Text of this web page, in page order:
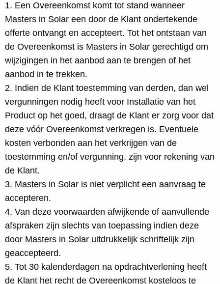
1. Een Overeenkomst komt tot stand wanneer
Masters in Solar een door de Klant ondertekende
offerte ontvangt en accepteert. Tot het ontstaan van
de Overeenkomst is Masters in Solar gerechtigd om
wijzigingen in het aanbod aan te brengen of het
aanbod in te trekken.
2. Indien de Klant toestemming van derden, dan wel
vergunningen nodig heeft voor Installatie van het
Product op het goed, draagt de Klant er zorg voor dat
deze vóór Overeenkomst verkregen is. Eventuele
kosten verbonden aan het verkrijgen van de
toestemming en/of vergunning, zijn voor rekening van
de Klant.
3. Masters in Solar is niet verplicht een aanvraag te
accepteren.
4. Van deze voorwaarden afwijkende of aanvullende
afspraken zijn slechts van toepassing indien deze
door Masters in Solar uitdrukkelijk schriftelijk zijn
geaccepteerd.
5. Tot 30 kalenderdagen na opdrachtverlening heeft
de Klant het recht de Overeenkomst kosteloos te